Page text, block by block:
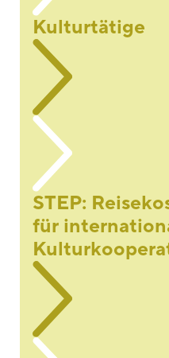
Kulturtätige
STEP:
für